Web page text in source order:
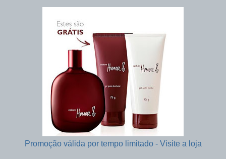
Promoção válida por tempo limitado - Visite a loja